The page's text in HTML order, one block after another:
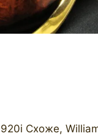
Схоже,